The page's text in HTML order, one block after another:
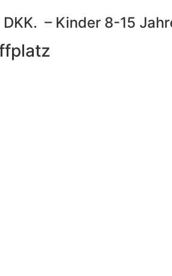
– Kinder 8-15